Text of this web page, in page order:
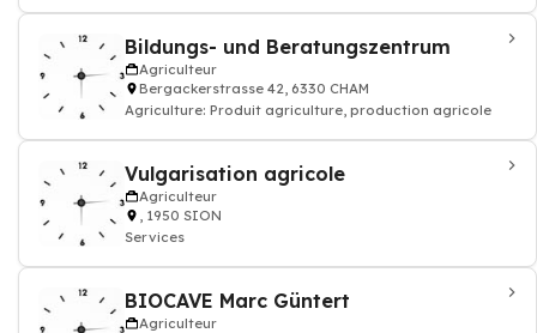
Bildungs- und Beratungszentrum
Agriculteur
Bergackerstrasse 42, 6330 CHAM
Agriculture: Produit agriculture, production agricole
Vulgarisation agricole
Agriculteur
, 1950 SION
Services
BIOCAVE Marc Güntert
Agriculteur